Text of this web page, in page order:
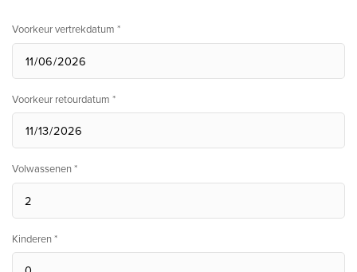
Voorkeur vertrekdatum *
Voorkeur retourdatum *
Volwassenen *
Kinderen *